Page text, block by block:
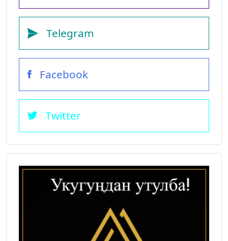
Telegram
Facebook
Twitter